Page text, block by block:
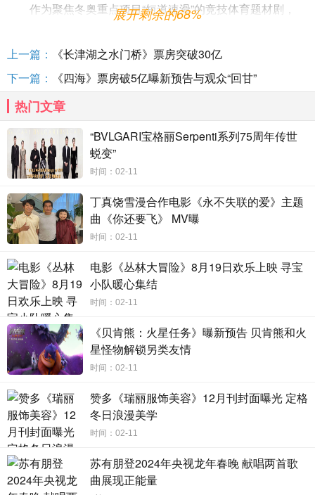
作为聚焦冬奥重点项目“短道速滑”的竞技体育题材剧，
道速滑兴起至今三十多年的壮阔历史。宋炯明认为：“《超
类型的束缚。以时代的眼光、跌宕的人物命运感、鲜明的价
值表达、新颖的艺术叙事实现了竞技题材创作的新突破。”李
皎则坦言：“《超越》做到了紧把艺术创作的方向盘，创新‘三
联动’，即实现‘剧内、剧外与现实节点’相连。”
社会意义：传播中国故事、中国价值、中国理念，壮大北京
冬奥会的声量
《超越》播出恰逢2022年北京冬奥会举办之际，高韵斐
指出：“该剧的播出壮大了北京冬奥会的声量和声势，以富有
感染力的中国故事传播中国价值、中国理念，实现了收视和
口碑的双赢。”
《超越》塑造的一个个有血有肉的中国运动员群像，也
得到了中国文艺评论家协会副主席、北京师范大学文艺学研
越’的理解，它最突出的贡献，就是透过以陈冕为代表的中国
运动员的有境界的超越故事，对其作了一次基于中国智慧的
独特而生动的诠释。”
剧集对于冰雪运动全面、立体、扎实的展现，同样收获
专业运动员的认可。黑龙江省冰上训练中心教练员、平昌冬
展开剩余的68%
上一篇：
《长津湖之水门桥》票房突破30亿
下一篇：
《四海》票房破5亿曝新预告与观众“回甘”
热门文章
“BVLGARI宝格丽Serpenti系列75周年传世
蜕变”
时间：02-11
丁真饶雪漫合作电影《永不失联的爱》主题
曲《你还要飞》 MV曝
时间：02-11
电影《丛林大冒险》8月19日欢乐上映 寻宝
小队暖心集结
时间：02-11
《贝肯熊：火星任务》曝新预告 贝肯熊和火
星怪物解锁另类友情
时间：02-11
赞多《瑞丽服饰美容》12月刊封面曝光 定格
冬日浪漫美学
时间：02-11
苏有朋登2024年央视龙年春晚 献唱两首歌
曲展现正能量